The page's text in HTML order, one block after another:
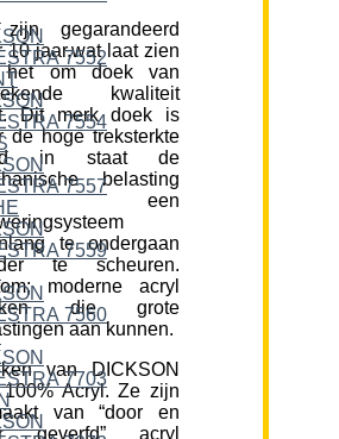
gegarandeerd
10 jaar,wat laat zien
het om doek van
kwaliteit
Dit merk doek is
de hoge treksterkte
in staat de
belasting
een
te ondergaan
te scheuren.
moderne acryl
die grote
aan kunnen.
van DICKSON
Acryl. Ze zijn
van “door en
geverfd” acryl